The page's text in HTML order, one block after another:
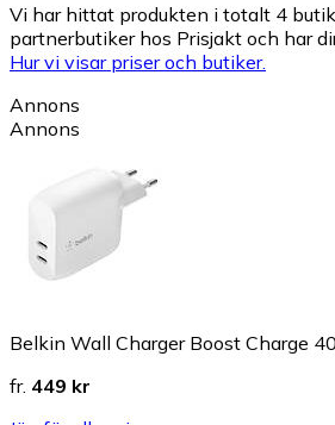
Vi har hittat produkten i totalt 4
partnerbutiker hos Prisjakt och har
Hur vi visar priser och butiker.
Annons
Annons
Belkin Wall Charger Boost Charge
fr. 449 kr